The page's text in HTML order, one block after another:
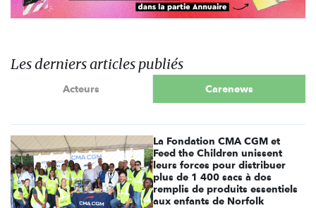
Les derniers articles publiés
Acteurs Carenews
La Fondation CMA CGM et
Feed the Children unissent
leurs forces pour distribuer
plus de 1 400 sacs à dos
remplis de produits essentiels
aux enfants de Norfolk